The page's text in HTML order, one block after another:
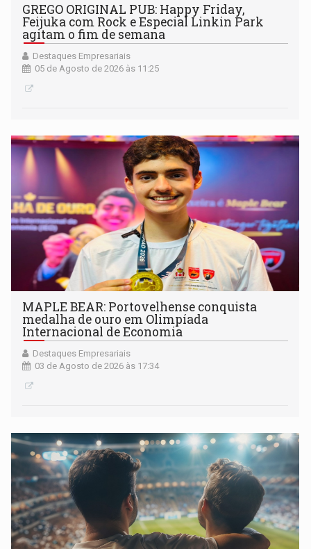
GREGO ORIGINAL PUB: Happy Friday,
Feijuka com Rock e Especial Linkin Park
agitam o fim de semana
Destaques Empresariais
05 de Agosto de 2026 às 11:25
MAPLE BEAR: Portovelhense conquista
medalha de ouro em Olimpíada
Internacional de Economia
Destaques Empresariais
03 de Agosto de 2026 às 17:34